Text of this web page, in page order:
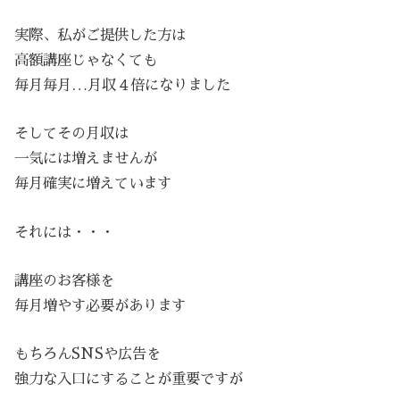
実際、私がご提供した方は
高額講座じゃなくても
毎月毎月…月収４倍になりました
そしてその月収は
一気には増えませんが
毎月確実に増えています
それには・・・
講座のお客様を
毎月増やす必要があります
もちろんSNSや広告を
強力な入口にすることが重要ですが